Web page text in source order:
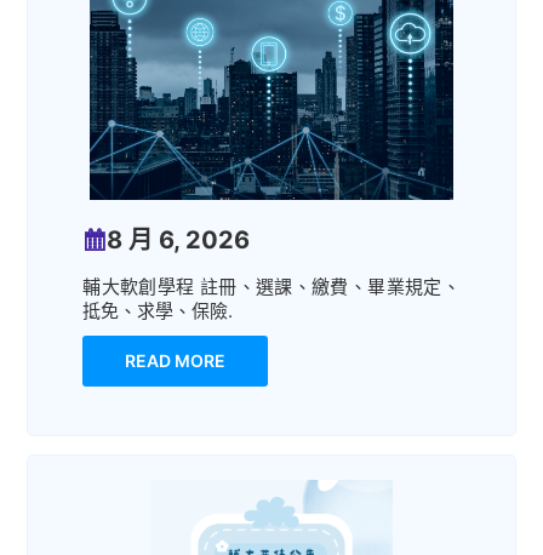
8 月 6, 2026
輔大軟創學程 註冊、選課、繳費、畢業規定、
抵免、求學、保險.
READ MORE